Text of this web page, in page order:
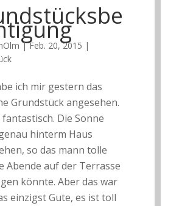
|Feb. 20, 2015 |
ich mir gestern das
Grundstück angesehen.
fantastisch. Die Sonne
hinterm Haus
so das mann tolle
Abende auf der Terrasse
könnte. Aber das war
einzigst Gute, es ist toll